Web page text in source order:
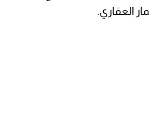
العقاري.